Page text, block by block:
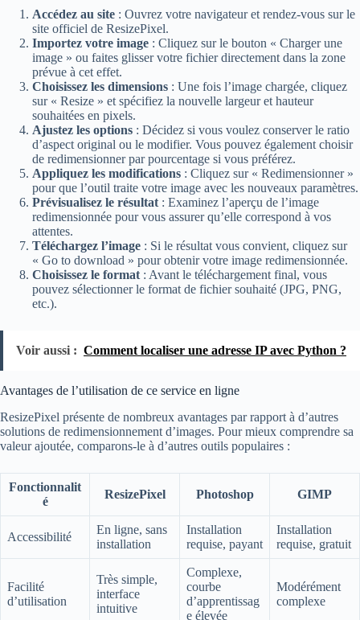
Accédez au site : Ouvrez votre navigateur et rendez-vous sur le
site officiel de ResizePixel.
Importez votre image : Cliquez sur le bouton « Charger une
image » ou faites glisser votre fichier directement dans la zone
prévue à cet effet.
Choisissez les dimensions : Une fois l’image chargée, cliquez
sur « Resize » et spécifiez la nouvelle largeur et hauteur
souhaitées en pixels.
Ajustez les options : Décidez si vous voulez conserver le ratio
d’aspect original ou le modifier. Vous pouvez également choisir
de redimensionner par pourcentage si vous préférez.
Appliquez les modifications : Cliquez sur « Redimensionner »
pour que l’outil traite votre image avec les nouveaux paramètres.
Prévisualisez le résultat: Examinez l’aperçu de l’image
redimensionnée pour vous assurer qu’elle correspond à vos
attentes.
Téléchargez l’image : Si le résultat vous convient, cliquez sur
« Go to download » pour obtenir votre image redimensionnée.
Choisissez le format: Avant le téléchargement final, vous
pouvez sélectionner le format de fichier souhaité (JPG, PNG,
etc.).
Voir aussi : Comment localiser une adresse IP avec Python ?
Avantages de l’utilisation de ce service en ligne
ResizePixel présente de nombreux avantages par rapport à d’autres
solutions de redimensionnement d’images. Pour mieux comprendre sa
valeur ajoutée, comparons-le à d’autres outils populaires :
Fonctionnalit
é
ResizePixel Photoshop GIMP
Accessibilité
En ligne, sans
installation
Installation
requise, payant
Installation
requise, gratuit
Facilité
d’utilisation
Très simple,
interface
intuitive
Complexe,
courbe
d’apprentissag
e élevée
Modérément
complexe